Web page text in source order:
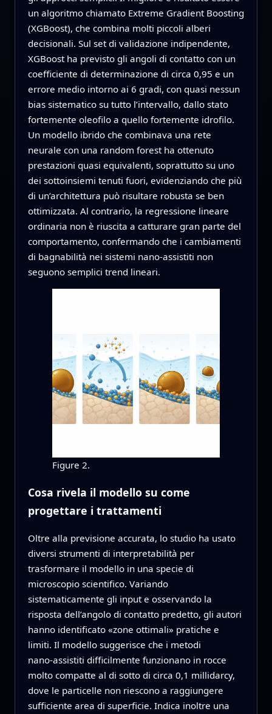
un algoritmo chiamato Extreme Gradient Boosting
(XGBoost), che combina molti piccoli alberi
decisionali. Sul set di validazione indipendente,
XGBoost ha previsto gli angoli di contatto con un
coefficiente di determinazione di circa 0,95 e un
errore medio intorno ai 6 gradi, con quasi nessun
bias sistematico su tutto l’intervallo, dallo stato
fortemente oleofilo a quello fortemente idrofilo.
Un modello ibrido che combinava una rete
neurale con una random forest ha ottenuto
prestazioni quasi equivalenti, soprattutto su uno
dei sottoinsiemi tenuti fuori, evidenziando che più
di un’architettura può risultare robusta se ben
ottimizzata. Al contrario, la regressione lineare
ordinaria non è riuscita a catturare gran parte del
comportamento, confermando che i cambiamenti
di bagnabilità nei sistemi nano-assistiti non
seguono semplici trend lineari.
Figure 2.
Cosa rivela il modello su come
progettare i trattamenti
Oltre alla previsione accurata, lo studio ha usato
diversi strumenti di interpretabilità per
trasformare il modello in una specie di
microscopio scientifico. Variando
sistematicamente gli input e osservando la
risposta dell’angolo di contatto predetto, gli autori
hanno identificato «zone ottimali» pratiche e
limiti. Il modello suggerisce che i metodi
nano‑assistiti difficilmente funzionano in rocce
molto compatte al di sotto di circa 0,1 millidarcy,
dove le particelle non riescono a raggiungere
sufficiente area di superficie. Indica inoltre una